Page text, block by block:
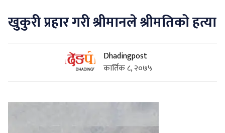
कृषि/सहकारी
प्रवास
सुचनाहरु
खुकुरी प्रहार गरी श्रीमानले श्रीमतिको हत्या
Dhadingpost
कार्तिक ८, २०७५